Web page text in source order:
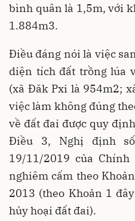
bình quân là 1,5m, với
1.884m3.
Điều đáng nói là việc
diện tích đất trồng lúa
(xã Đăk Pxi là 954m2;
việc làm không đúng
về đất đai được quy
Điều 3, Nghị định số
19/11/2019 của
nghiêm cấm theo
2013 (theo Khoản 1
hủy hoại đất đai).